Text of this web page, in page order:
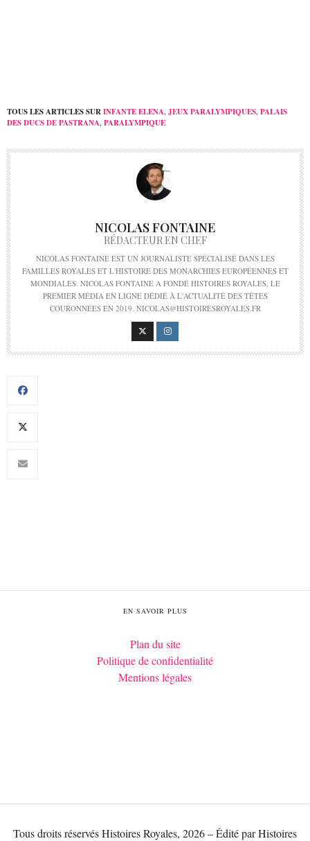
TOUS LES ARTICLES SURINFANTE ELENA JEUX PARALYMPIQUES PALAIS
DES DUCS DE PASTRANA PARALYMPIQUE
NICOLAS FONTAINE
RÉDACTEUR EN CHEF
NICOLAS FONTAINE EST UN JOURNALISTE SPÉCIALISÉ DANS LES
FAMILLES ROYALES ET L'HISTOIRE DES MONARCHIES EUROPÉENNES ET
MONDIALES. NICOLAS FONTAINE A FONDÉ HISTOIRES ROYALES, LE
PREMIER MÉDIA EN LIGNE DÉDIÉ À L'ACTUALITÉ DES TÊTES
COURONNÉES EN 2019. NICOLAS@HISTOIRESROYALES.FR
EN SAVOIR PLUS
Plan du site
Politique de confidentialité
Mentions légales
Tous droits réservés Histoires Royales, 2026 – Édité par Histoires